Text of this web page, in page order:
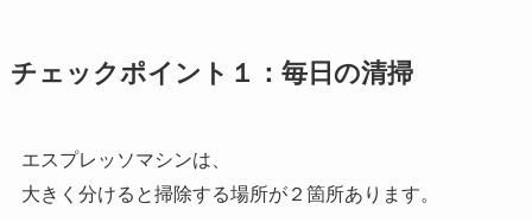
チェックポイント１：毎日の清掃
エスプレッソマシンは、
大きく分けると掃除する場所が２箇所あります。